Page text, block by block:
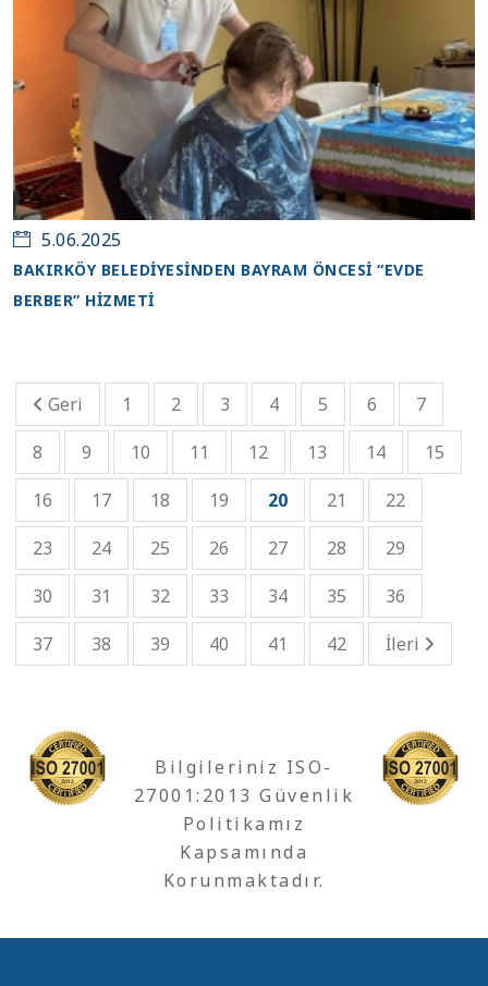
5.06.2025
BAKIRKÖY BELEDİYESİNDEN BAYRAM ÖNCESİ “EVDE
BERBER” HİZMETİ
Geri 1 2 3 4 5 6
7
8
9 10 11 12 13 14
15
16
17 18 19 20 21
22
23
24 25 26 27 28
29
30
31 32 33 34 35
36
37
38 39 40 41 42 İleri
Bilgileriniz ISO-
27001:2013 Güvenlik
Politikamız
Kapsamında
Korunmaktadır.